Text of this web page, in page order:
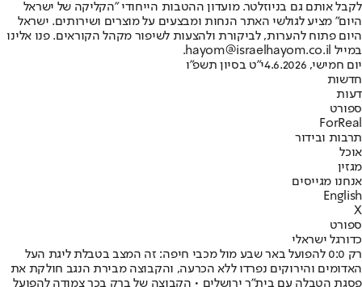
לקבל אותם גם בניוזלטר. מועדון ההטבות הייחודי "הקליקה של ישראל
היום" מציע לגולשי האתר הנחות ומבצעים על מוצרים ושירותים. ישראל
היום פתוח להערות, לביקורת ולהצעות לשיפור מקהל הקוראים. פנו אלינו
במייל hayom@israelhayom.co.il.
יום חמישי, 4.6.2026
י"ט בסיון תשפ"ו
חדשות
דעות
ספורט
ForReal
תרבות ובידור
אוכל
מגזין
אנחנו מגייסים
English
X
ספורט
כדורגל ישראלי
רק 0:0 להפועל באר שבע מול מכבי חיפה: זה המצב בטבלת ליגת העל
האדומים והירוקים נפרדו ללא הכרעה, והקבוצה מבירת הנגב חולקת את
פסגת הטבלה עם בית"ר ירושלים • הקבוצה של ברק בכר צמודה להפועל